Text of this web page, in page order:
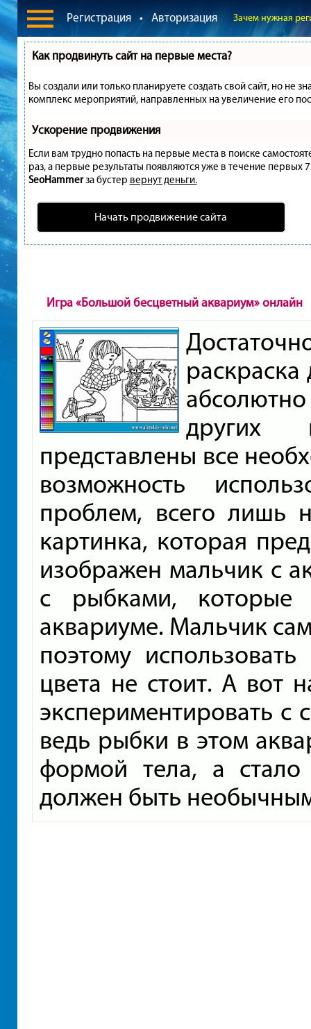
Регистрация • Авторизация Зачем нужная
Как продвинуть сайт на первые места?
Вы создали или только планируете создать свой сайт, но не
комплекс мероприятий, направленных на увеличение его
Ускорение продвижения
Если вам трудно попасть на первые места в поиске
раз, а первые результаты появляются уже в течение первых
SeoHammerза бустер вернут деньги.
Начать продвижение сайта
Игра «Большой бесцветный аквариум» онлайн
раскраска
других
представлены все
возможность
проблем, всего лишь
картинка, которая
изображен мальчик с
с рыбками, которые
аквариуме. Мальчик
поэтому
цвета не стоит. А вот
экспериментировать
ведь рыбки в этом
формой тела, а
должен быть